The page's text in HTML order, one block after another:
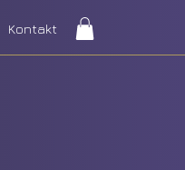
Kontakt